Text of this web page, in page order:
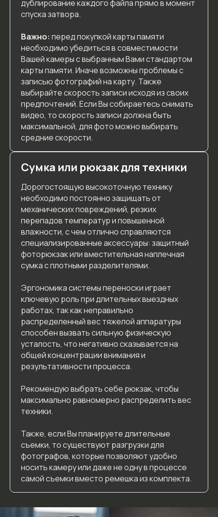
дублирование каждого файла прямо в момент
спуска затвора.
Важно: перед покупкой карты памяти
необходимо убедиться в совместимости
Вашей камеры с выбранным Вами стандартом
карты памяти. Иначе возможны проблемы с
записью фотографий на карту. Также
выбирайте скорость записи исходя из своих
предпочтений. Если Вы собираетесь снимать
видео, то скорость записи должна быть
максимальной, для фото можно выбирать
средние скорости.
Сумка или рюкзак для техники
Дорогостоящую высокоточную технику
необходимо постоянно защищать от
механических повреждений, резких
перепадов температур и повышенной
влажности, с чем отлично справляются
специализированные аксессуары: защитный
фоторюкзак или вместительная наплечная
сумка с плотными разделителями.
Эргономика системы переноски играет
ключевую роль при длительных выездных
работах, так как неправильно
распределенный вес тяжелой аппаратуры
способен вызвать сильную физическую
усталость, что негативно сказывается на
общей концентрации внимания и
результативности процесса.
Рекомендую выбрать себе рюкзак, чтобы
максимально равномерно распределить вес
техники.
Также, если Вы планируете длительные
съемки, то существуют разгрузки для
фотографов, которые позволяют удобно
носить камеру или даже не одну в процессе
самой съемки вместо ремешка из комплекта.